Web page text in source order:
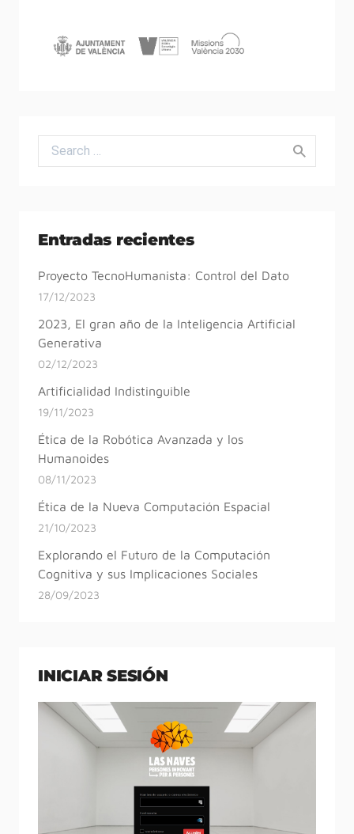
Search for:
Entradas recientes
Proyecto TecnoHumanista: Control del Dato
17/12/2023
2023, El gran año de la Inteligencia Artificial
Generativa
02/12/2023
Artificialidad Indistinguible
19/11/2023
Ética de la Robótica Avanzada y los
Humanoides
08/11/2023
Ética de la Nueva Computación Espacial
21/10/2023
Explorando el Futuro de la Computación
Cognitiva y sus Implicaciones Sociales
28/09/2023
INICIAR SESIÓN